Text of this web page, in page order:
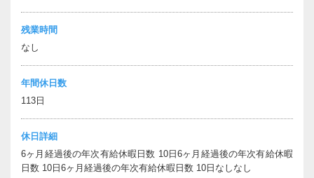
残業時間
なし
年間休日数
113日
休日詳細
6ヶ月経過後の年次有給休暇日数 10日6ヶ月経過後の年次有給休暇
日数 10日6ヶ月経過後の年次有給休暇日数 10日なしなし